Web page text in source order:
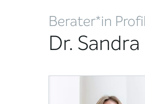
Berater*in Profil
Dr.